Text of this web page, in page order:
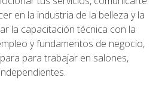
en la industria de la belleza y la
la capacitación técnica con la
y fundamentos de negocio,
para trabajar en salones,